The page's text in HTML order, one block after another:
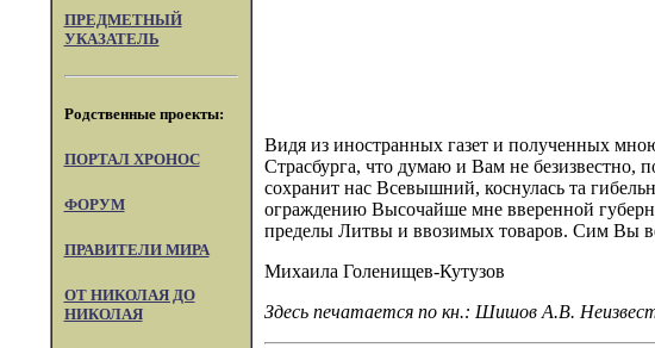
ПРЕДМЕТНЫЙ
УКАЗАТЕЛЬ
Родственные проекты:
ПОРТАЛ XPOHOC
ФОРУМ
ПРАВИТЕЛИ МИРА
ОТ НИКОЛАЯ ДО
НИКОЛАЯ
Видя из иностранных газет и полученных
Страсбурга, что думаю и Вам не безизвестно,
сохранит нас Всевышний, коснулась та
ограждению Высочайше мне вверенной
пределы Литвы и ввозимых товаров. Сим Вы
Михаила Голенищев-Кутузов
Здесь печатается по кн.: Шишов А.В.